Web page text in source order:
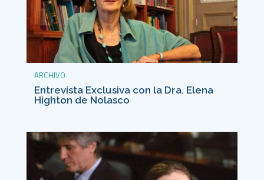
ARCHIVO
Entrevista Exclusiva con la Dra. Elena
Highton de Nolasco